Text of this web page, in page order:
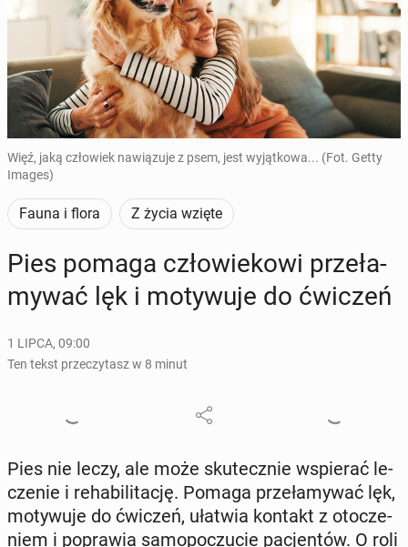
Więź, jaką człowiek nawiązuje z psem, jest wyjątkowa... (Fot. Getty
Images)
Fauna i flora Z życia wzięte
Pies pomaga czło­wie­ko­wi prze­ła­
my­wać lęk i mo­ty­wu­je do ćwiczeń
1 LIPCA, 09:00
Ten tekst przeczytasz w 8 minut
Pies nie leczy, ale może sku­tecz­nie wspie­rać le­
cze­nie i re­ha­bi­li­ta­cję. Pomaga prze­ła­my­wać lęk,
mo­ty­wu­je do ćwiczeń, ułatwia kontakt z oto­cze­
niem i po­pra­wia sa­mo­po­czu­cie pa­cjen­tów. O roli